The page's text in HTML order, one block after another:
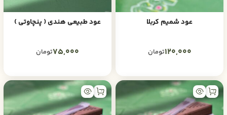
عود شمیم کربلا
120,000تومان
عود طبیعی هندی ( پنچاوتی )
75,000تومان